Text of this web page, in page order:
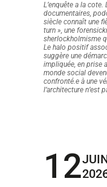
L’enquête a la
documentaires,
siècle connaît une
turn », une
sherlockholmisme
Le halo positif
suggère une
impliquée, en prise
monde social
confronté.e à une
l’architecture n’est
12